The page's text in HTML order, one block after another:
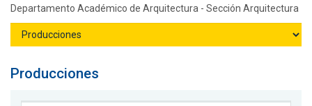
Departamento Académico de Arquitectura - Sección Arquitectura
Producciones